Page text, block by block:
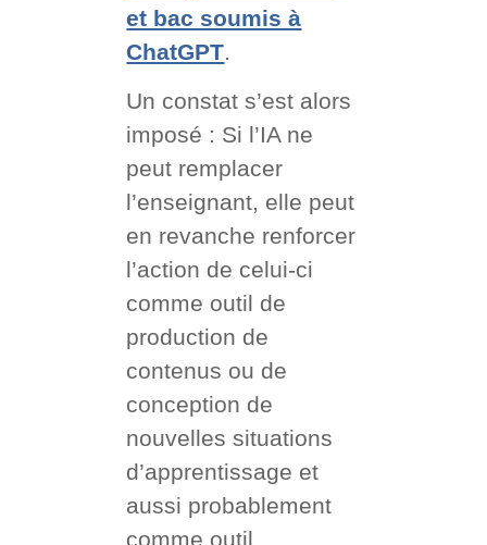
et bac soumis à
ChatGPT
Un constat s’est alors
imposé : Si l’IA ne
peut remplacer
l’enseignant, elle peut
en revanche renforcer
l’action de celui-ci
comme outil de
production de
contenus ou de
conception de
nouvelles situations
d’apprentissage et
aussi probablement
comme outil